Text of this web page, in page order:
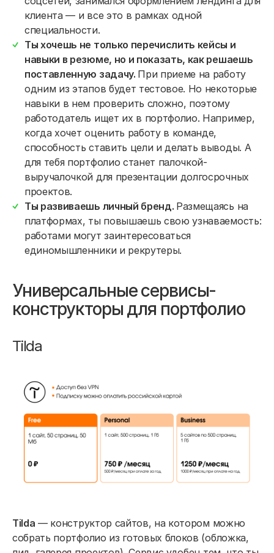
клиента — и все это в рамках одной
специальности.
Ты хочешь не только перечислить кейсы и
навыки в резюме, но и показать, как решаешь
поставленную задачу. При приеме на работу
одним из этапов будет тестовое. Но некоторые
навыки в нем проверить сложно, поэтому
работодатель ищет их в портфолио. Например,
когда хочет оценить работу в команде,
способность ставить цели и делать выводы. А
для тебя портфолио станет палочкой-
выручалочкой для презентации долгосрочных
проектов.
Ты развиваешь личный бренд. Размещаясь на
платформах, ты повышаешь свою узнаваемость:
работами могут заинтересоваться
единомышленники и рекрутеры.
Универсальные сервисы-
конструкторы для портфолио
Tilda
Tilda — конструктор сайтов, на котором можно
собрать портфолио из готовых блоков (обложка,